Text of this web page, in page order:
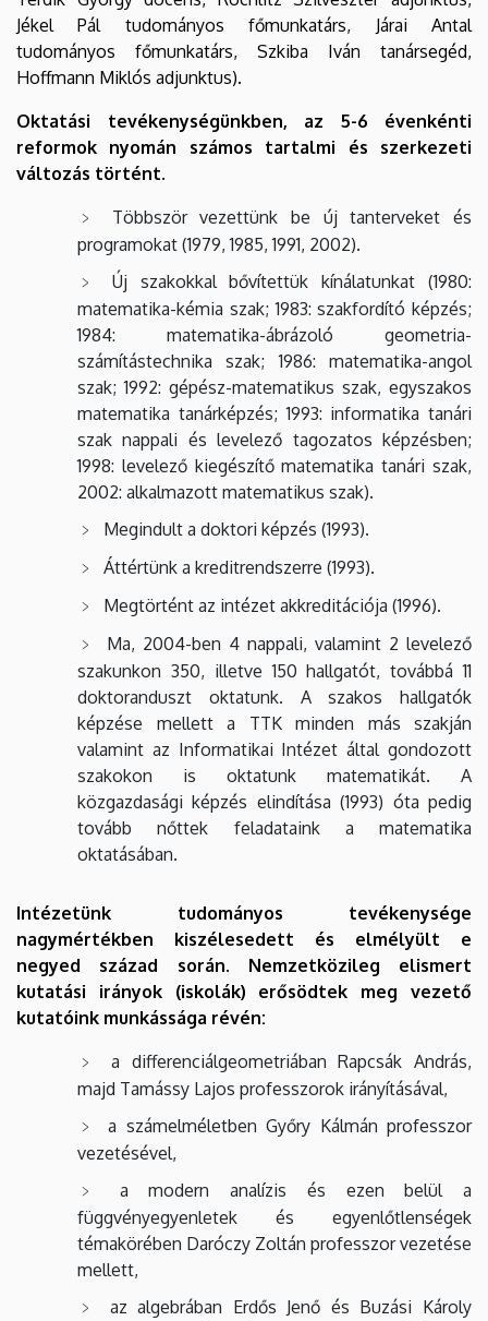
Jékel Pál tudományos főmunkatárs, Járai Antal
tudományos főmunkatárs, Szkiba Iván tanársegéd,
Hoffmann Miklós adjunktus).
Oktatási tevékenységünkben, az 5-6 évenkénti
reformok nyomán számos tartalmi és szerkezeti
változás történt.
Többször vezettünk be új tanterveket és
programokat (1979, 1985, 1991, 2002).
Új szakokkal bővítettük kínálatunkat (1980:
matematika-kémia szak; 1983: szakfordító képzés;
1984: matematika-ábrázoló geometria-
számítástechnika szak; 1986: matematika-angol
szak; 1992: gépész-matematikus szak, egyszakos
matematika tanárképzés; 1993: informatika tanári
szak nappali és levelező tagozatos képzésben;
1998: levelező kiegészítő matematika tanári szak,
2002: alkalmazott matematikus szak).
Megindult a doktori képzés (1993).
Áttértünk a kreditrendszerre (1993).
Megtörtént az intézet akkreditációja (1996).
Ma, 2004-ben 4 nappali, valamint 2 levelező
szakunkon 350, illetve 150 hallgatót, továbbá 11
doktoranduszt oktatunk. A szakos hallgatók
képzése mellett a TTK minden más szakján
valamint az Informatikai Intézet által gondozott
szakokon is oktatunk matematikát. A
közgazdasági képzés elindítása (1993) óta pedig
tovább nőttek feladataink a matematika
oktatásában.
Intézetünk tudományos tevékenysége
nagymértékben kiszélesedett és elmélyült e
negyed század során. Nemzetközileg elismert
kutatási irányok (iskolák) erősödtek meg vezető
kutatóink munkássága révén:
a differenciálgeometriában Rapcsák András,
majd Tamássy Lajos professzorok irányításával,
a számelméletben Győry Kálmán professzor
vezetésével,
a modern analízis és ezen belül a
függvényegyenletek és egyenlőtlenségek
témakörében Daróczy Zoltán professzor vezetése
mellett,
az algebrában Erdős Jenő és Buzási Károly